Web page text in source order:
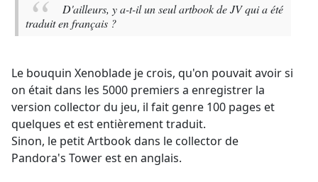
D'ailleurs, y a-t-il un seul artbook de JV qui a été
traduit en français ?
Le bouquin Xenoblade je crois, qu'on pouvait avoir si
on était dans les 5000 premiers a enregistrer la
version collector du jeu, il fait genre 100 pages et
quelques et est entièrement traduit.
Sinon, le petit Artbook dans le collector de
Pandora's Tower est en anglais.